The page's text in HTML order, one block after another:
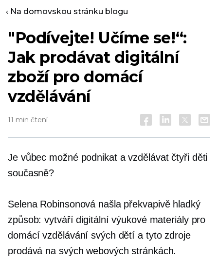
‹ Na domovskou stránku blogu
"Podívejte! Učíme se!“:
Jak prodávat digitální
zboží pro domácí
vzdělávání
11 min čtení
Je vůbec možné podnikat a vzdělávat čtyři děti
současně?
Selena Robinsonová našla překvapivě hladký
způsob: vytváří digitální výukové materiály pro
domácí vzdělávání svých dětí a tyto zdroje
prodává na svých webových stránkách.